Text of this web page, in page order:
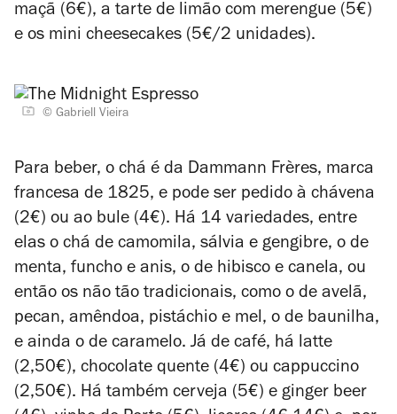
maçã (6€), a tarte de limão com merengue (5€)
e os mini cheesecakes (5€/2 unidades).
© Gabriell Vieira
Para beber, o chá é da Dammann Frères, marca
francesa de 1825, e pode ser pedido à chávena
(2€) ou ao bule (4€). Há 14 variedades, entre
elas o chá de camomila, sálvia e gengibre, o de
menta, funcho e anis, o de hibisco e canela, ou
então os não tão tradicionais, como o de avelã,
pecan, amêndoa, pistáchio e mel, o de baunilha,
e ainda o de caramelo. Já de café, há latte
(2,50€), chocolate quente (4€) ou cappuccino
(2,50€). Há também cerveja (5€) e ginger beer